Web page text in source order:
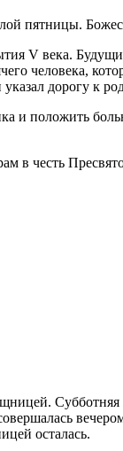
пятницы.
V века.
человека,
дорогу к
и положить
в честь
осталась.